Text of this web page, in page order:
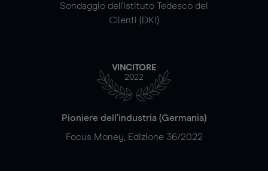
Sondaggio dell'Istituto Tedesco dei
Clienti (DKI)
VINCITORE
2022
Pioniere dell'industria (Germania)
Focus Money, Edizione 36/2022